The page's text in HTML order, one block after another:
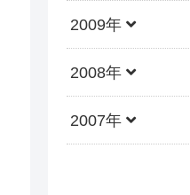
2009年
2008年
2007年